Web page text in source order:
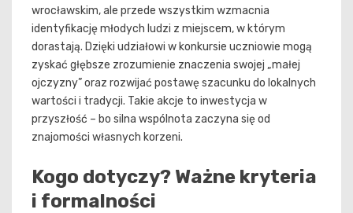
wrocławskim, ale przede wszystkim wzmacnia
identyfikację młodych ludzi z miejscem, w którym
dorastają. Dzięki udziałowi w konkursie uczniowie mogą
zyskać głębsze zrozumienie znaczenia swojej „małej
ojczyzny” oraz rozwijać postawę szacunku do lokalnych
wartości i tradycji. Takie akcje to inwestycja w
przyszłość – bo silna wspólnota zaczyna się od
znajomości własnych korzeni.
Kogo dotyczy? Ważne kryteria
i formalności